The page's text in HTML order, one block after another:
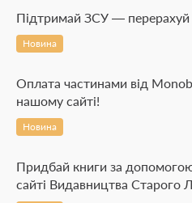
Підтримай ЗСУ — перерахуй
Новина
Оплата частинами від
нашому сайті!
Новина
Придбай книги за
сайті Видавництва Старого